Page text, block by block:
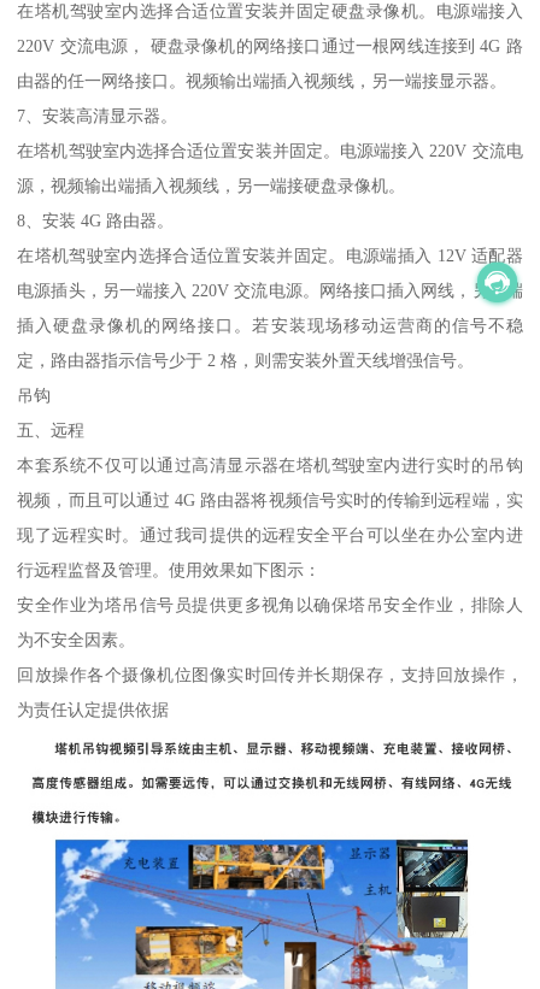
在塔机驾驶室内选择合适位置安装并固定硬盘录像机。电源端接入
220V 交流电源， 硬盘录像机的网络接口通过一根网线连接到 4G 路
由器的任一网络接口。视频输出端插入视频线，另一端接显示器。
7、安装高清显示器。
在塔机驾驶室内选择合适位置安装并固定。电源端接入 220V 交流电
源，视频输出端插入视频线，另一端接硬盘录像机。
8、安装 4G 路由器。
在塔机驾驶室内选择合适位置安装并固定。电源端插入 12V 适配器
电源插头，另一端接入 220V 交流电源。网络接口插入网线，另一端
插入硬盘录像机的网络接口。若安装现场移动运营商的信号不稳
定，路由器指示信号少于 2 格，则需安装外置天线增强信号。
吊钩
五、远程
本套系统不仅可以通过高清显示器在塔机驾驶室内进行实时的吊钩
视频，而且可以通过 4G 路由器将视频信号实时的传输到远程端，实
现了远程实时。通过我司提供的远程安全平台可以坐在办公室内进
行远程监督及管理。使用效果如下图示：
安全作业为塔吊信号员提供更多视角以确保塔吊安全作业，排除人
为不安全因素。
回放操作各个摄像机位图像实时回传并长期保存，支持回放操作，
为责任认定提供依据